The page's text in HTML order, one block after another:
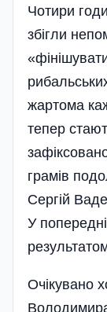
Чотири
збігли
жартома
тепер
грамів
Сергій
У
Очікувано